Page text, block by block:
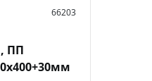
66203
ПП